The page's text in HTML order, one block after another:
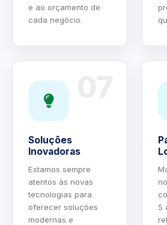
e ao orçamento de
cada negócio.
Soluções
Inovadoras
Estamos sempre
atentos às novas
tecnologias para
oferecer soluções
modernas e
5